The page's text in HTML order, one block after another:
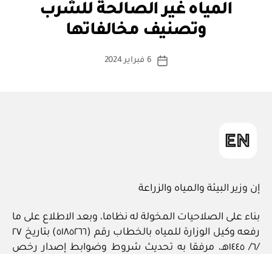
المياه غير الصالحة للشرب
وتصنيف مخالفاتها
كاتب
بو
ا
س
ة
تاريخ
6 فبراير 2024
إن وزير البيئة والمياه والزراعة
بناء على الصلاحيات المخولة له نظاما، وبعد الاطلاع على ما
رفعه وكيل الوزارة للمياه بالخطاب رقم (٥١٨٥٢٦٦) بتاريخ ٢٧
/٦/ ١٤٤٥هـ، مرفقا به تحديث شروط وضوابط إصدار رخص